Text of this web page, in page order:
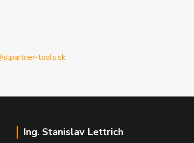
tools.sk
Ing. Stanislav Lettrich